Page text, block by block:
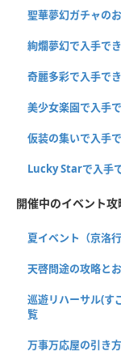
聖華夢幻ガチャの
絢爛夢幻で入手で
奇麗多彩で入手で
美少女楽園で入手
仮装の集いで入手
Lucky Starで入手
開催中のイベント
夏イベント（京洛
天啓問途の攻略と
巡遊リハーサル(す
覧
万事万応屋の引き